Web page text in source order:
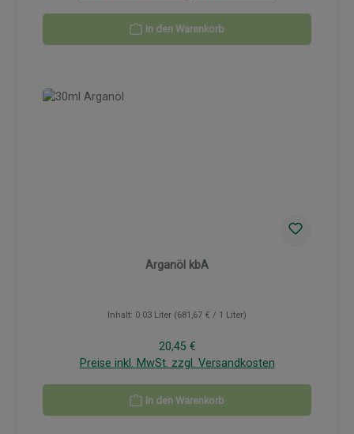
In den Warenkorb
Arganöl kbA
Inhalt: 0.03 Liter (681,67 € / 1 Liter)
Regulärer Preis:
20,45 €
Preise inkl. MwSt. zzgl. Versandkosten
In den Warenkorb